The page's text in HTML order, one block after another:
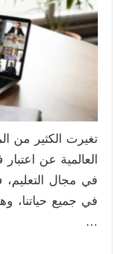
تغيرت الكثير من
العالمية عن
في مجال التعليم،
في جميع حياتنا،
…